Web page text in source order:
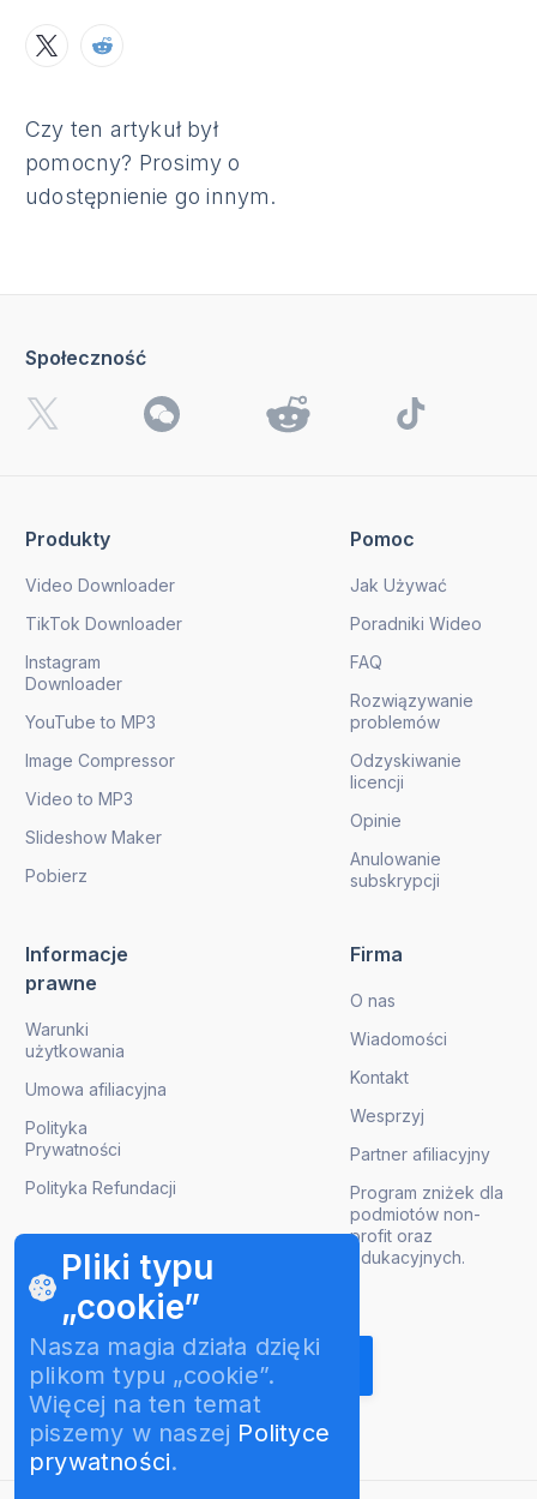
Czy ten artykuł był
pomocny? Prosimy o
udostępnienie go innym.
Pliki typu
„cookie”
Nasza magia działa dzięki
plikom typu „cookie”.
Więcej na ten temat
piszemy w naszej Polityce
prywatności.
Produkty
Video Downloader
TikTok Downloader
Instagram
Downloader
YouTube to MP3
Image Compressor
Video to MP3
Slideshow Maker
Pobierz
Pomoc
Jak Używać
Poradniki Wideo
FAQ
Rozwiązywanie
problemów
Odzyskiwanie
licencji
Opinie
Anulowanie
subskrypcji
Informacje
prawne
Warunki
użytkowania
Umowa afiliacyjna
Polityka
Prywatności
Polityka Refundacji
Firma
O nas
Wiadomości
Kontakt
Wesprzyj
Partner afiliacyjny
Program zniżek dla
podmiotów non-
profit oraz
edukacyjnych.
Pobierz aktualizacje produktów
Społeczność